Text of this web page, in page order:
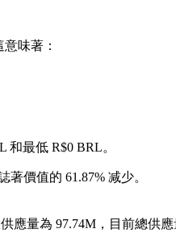
意味著：
和最低 R$0 BRL。
價值的 61.87% 减少。
應量為 97.74M，目前總供